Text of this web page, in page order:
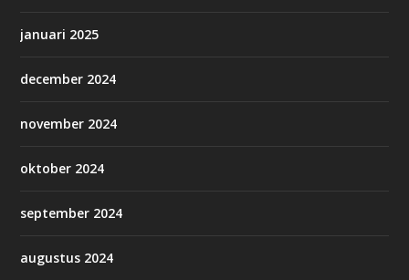
januari 2025
december 2024
november 2024
oktober 2024
september 2024
augustus 2024